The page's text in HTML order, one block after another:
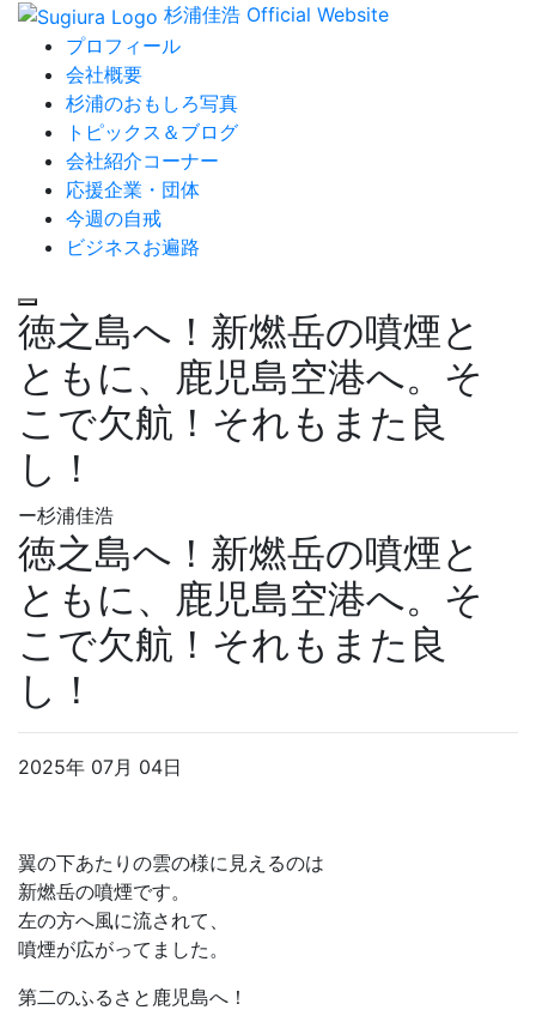
杉浦佳浩 Official Website
プロフィール
会社概要
杉浦のおもしろ写真
トピックス＆ブログ
会社紹介コーナー
応援企業・団体
今週の自戒
ビジネスお遍路
徳之島へ！新燃岳の噴煙と
ともに、鹿児島空港へ。そ
こで欠航！それもまた良
し！
ー杉浦佳浩
徳之島へ！新燃岳の噴煙と
ともに、鹿児島空港へ。そ
こで欠航！それもまた良
し！
2025年 07月 04日
翼の下あたりの雲の様に見えるのは
新燃岳の噴煙です。
左の方へ風に流されて、
噴煙が広がってました。
第二のふるさと鹿児島へ！